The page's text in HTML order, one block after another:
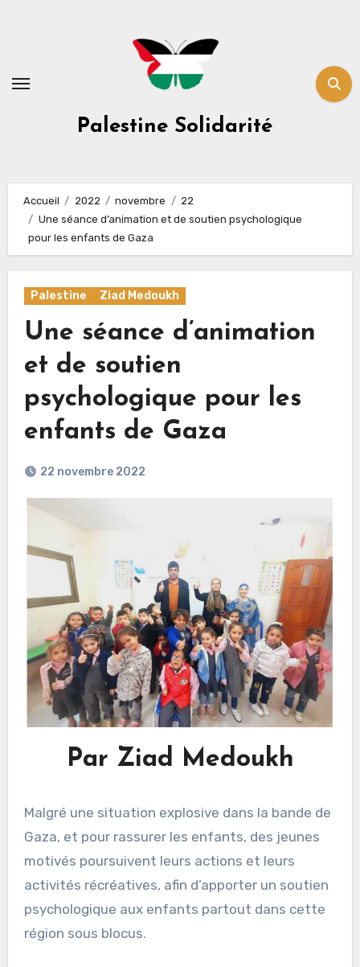
Palestine Solidarité
Accueil 2022 novembre
22
Une séance d’animation et de soutien psychologique
pour les enfants de Gaza
Palestine Ziad Medoukh
Une séance d’animation
et de soutien
psychologique pour les
enfants de Gaza
22 novembre 2022
Par Ziad Medoukh
Malgré une situation explosive dans la bande de
Gaza, et pour rassurer les enfants, des jeunes
motivés poursuivent leurs actions et leurs
activités récréatives, afin d’apporter un soutien
psychologique aux enfants partout dans cette
région sous blocus.